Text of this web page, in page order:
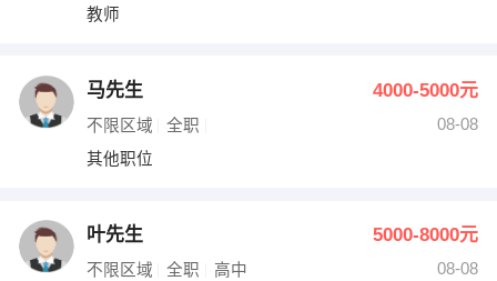
教师
马先生 4000-5000元
不限区域 全职
08-08
其他职位
叶先生 5000-8000元
不限区域 全职 高中
08-08